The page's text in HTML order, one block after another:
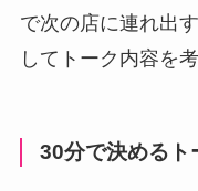
で次の店に連れ出
してトーク内容を
30分で決めるト